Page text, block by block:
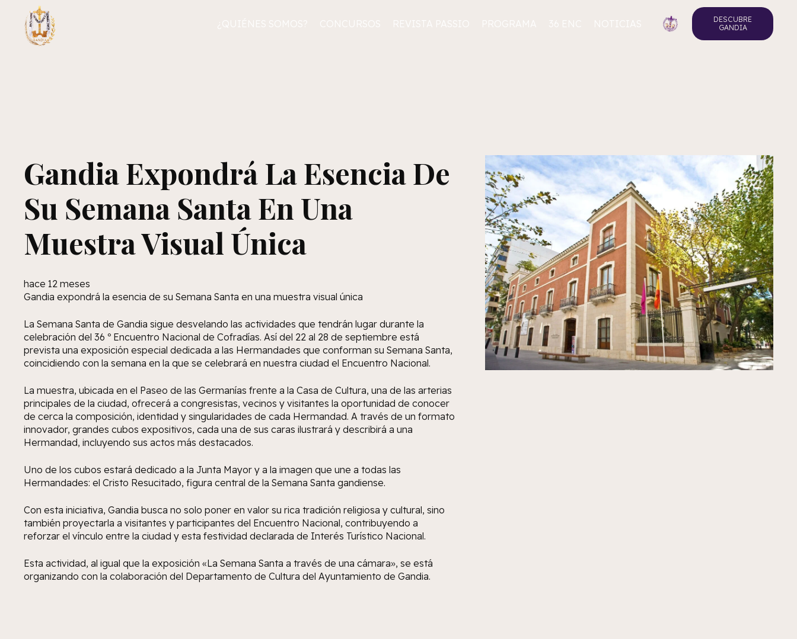
DESCUBRE
GANDIA
Gandia Expondrá La Esencia De
Su Semana Santa En Una
Muestra Visual Única
hace 12 meses
Gandia expondrá la esencia de su Semana Santa en una muestra visual única
La Semana Santa de Gandia sigue desvelando las actividades que tendrán lugar durante la
celebración del 36 º Encuentro Nacional de Cofradías. Así del 22 al 28 de septiembre está
prevista una exposición especial dedicada a las Hermandades que conforman su Semana Santa,
coincidiendo con la semana en la que se celebrará en nuestra ciudad el Encuentro Nacional.
La muestra, ubicada en el Paseo de las Germanías frente a la Casa de Cultura, una de las arterias
principales de la ciudad, ofrecerá a congresistas, vecinos y visitantes la oportunidad de conocer
de cerca la composición, identidad y singularidades de cada Hermandad. A través de un formato
innovador, grandes cubos expositivos, cada una de sus caras ilustrará y describirá a una
Hermandad, incluyendo sus actos más destacados.
Uno de los cubos estará dedicado a la Junta Mayor y a la imagen que une a todas las
Hermandades: el Cristo Resucitado, figura central de la Semana Santa gandiense.
Con esta iniciativa, Gandia busca no solo poner en valor su rica tradición religiosa y cultural, sino
también proyectarla a visitantes y participantes del Encuentro Nacional, contribuyendo a
reforzar el vínculo entre la ciudad y esta festividad declarada de Interés Turístico Nacional.
Esta actividad, al igual que la exposición «La Semana Santa a través de una cámara», se está
organizando con la colaboración del Departamento de Cultura del Ayuntamiento de Gandia.